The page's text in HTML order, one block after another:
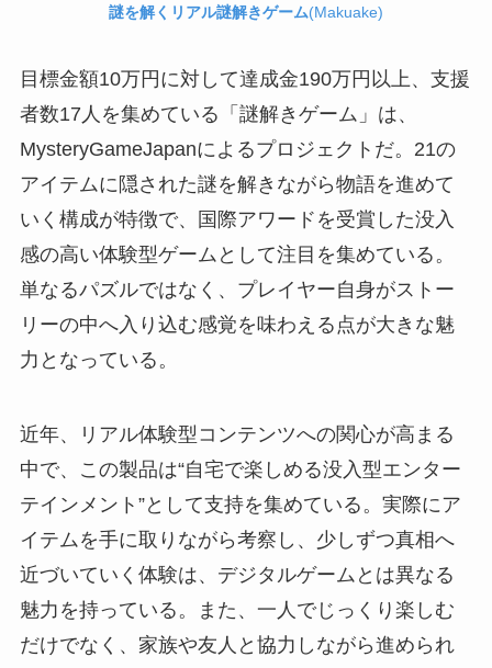
謎を解くリアル謎解きゲーム(Makuake)
目標金額10万円に対して達成金190万円以上、支援
者数17人を集めている「謎解きゲーム」は、
MysteryGameJapanによるプロジェクトだ。21の
アイテムに隠された謎を解きながら物語を進めて
いく構成が特徴で、国際アワードを受賞した没入
感の高い体験型ゲームとして注目を集めている。
単なるパズルではなく、プレイヤー自身がストー
リーの中へ入り込む感覚を味わえる点が大きな魅
力となっている。
近年、リアル体験型コンテンツへの関心が高まる
中で、この製品は“自宅で楽しめる没入型エンター
テインメント”として支持を集めている。実際にア
イテムを手に取りながら考察し、少しずつ真相へ
近づいていく体験は、デジタルゲームとは異なる
魅力を持っている。また、一人でじっくり楽しむ
だけでなく、家族や友人と協力しながら進められ